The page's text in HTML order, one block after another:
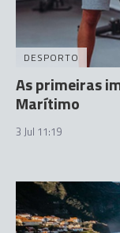
DESPORTO
As primeiras
Marítimo
3 Jul 11:19